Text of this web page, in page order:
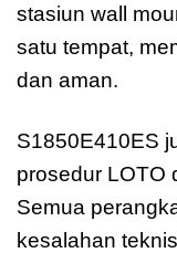
stasiun wall
satu tempat,
dan aman.
S1850E410ES
prosedur LOTO
Semua
kesalahan